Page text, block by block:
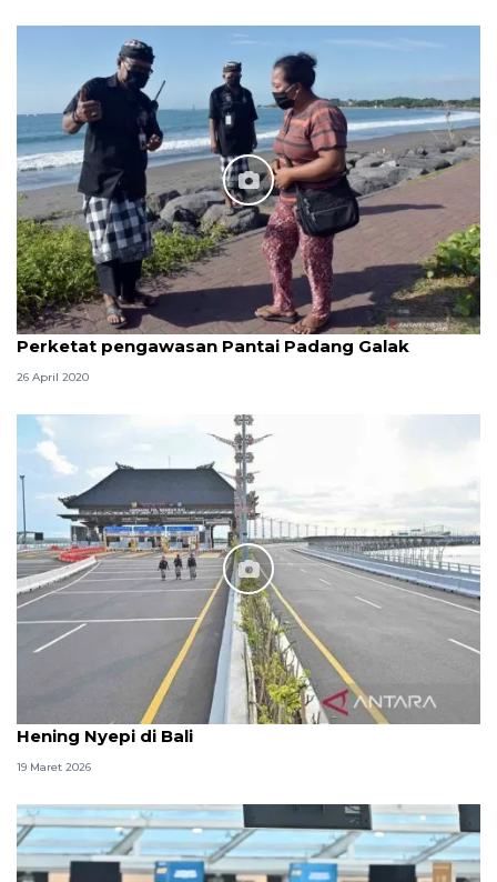
Perketat pengawasan Pantai Padang Galak
26 April 2020
Hening Nyepi di Bali
19 Maret 2026